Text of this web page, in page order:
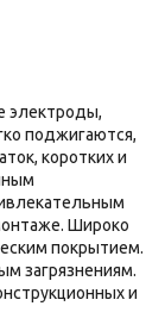
электроды,
поджигаются,
коротких и
Широко
покрытием.
загрязнениям.
и